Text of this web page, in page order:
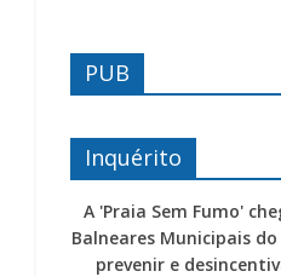
PUB
Inquérito
A 'Praia Sem Fumo'
Balneares Municipais
prevenir e